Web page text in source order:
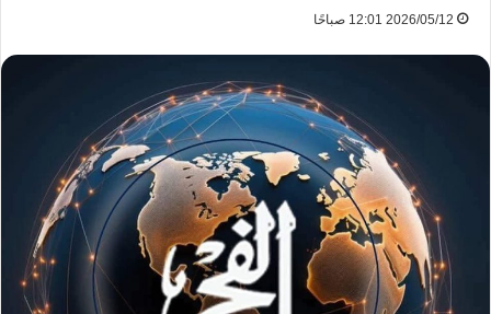
2026/05/12 12:01 صباحًا